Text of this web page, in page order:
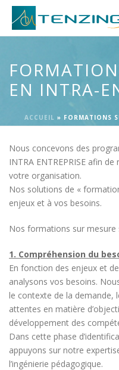
EN INTRA-
ACCUEIL » FORMATIONS
Nous concevons des
INTRA ENTREPRISE afin
votre organisation.
Nos solutions de «
enjeux et à vos besoins.
Nos formations sur mesure
1. Compréhension du
En fonction des enjeux et
analysons vos besoins.
le contexte de la demande,
attentes en matière
développement des
Dans cette phase
appuyons sur notre
l’ingénierie pédagogique.